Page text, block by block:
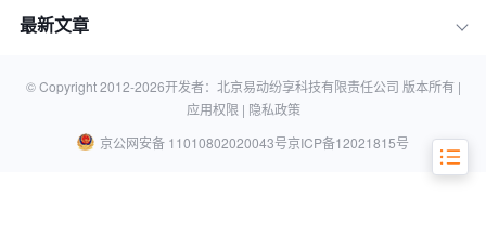
Q)
最新文章
© Copyright 2012-2026开发者：北京易动纷享科技有限责任公司 版本所有 |
应用权限 | 隐私政策
京公网安备 11010802020043号京ICP备12021815号